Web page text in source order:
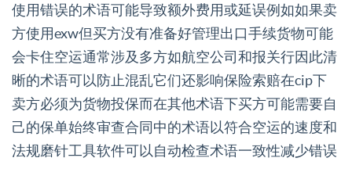
使用错误的术语可能导致额外费用或延误例如如果卖
方使用exw但买方没有准备好管理出口手续货物可能
会卡住空运通常涉及多方如航空公司和报关行因此清
晰的术语可以防止混乱它们还影响保险索赔在cip下
卖方必须为货物投保而在其他术语下买方可能需要自
己的保单始终审查合同中的术语以符合空运的速度和
法规磨针工具软件可以自动检查术语一致性减少错误